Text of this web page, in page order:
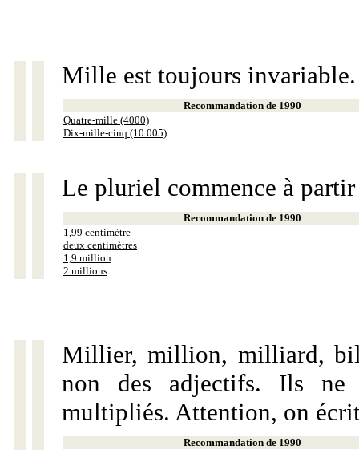
Mille est toujours invariable.
Recommandation de 1990
Quatre-mille (4000)
Dix-mille-cinq (10 005)
Le pluriel commence à
Recommandation de 1990
1,99 centimètre
deux centimètres
1,9 million
2 millions
Millier, million, milliard,
non des adjectifs. Ils ne
multipliés. Attention, on
Recommandation de 1990